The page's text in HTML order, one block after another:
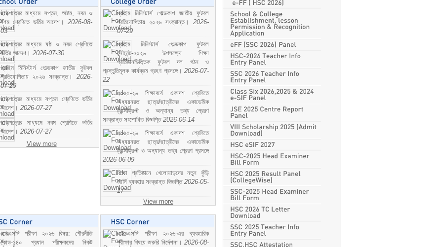
ছাড়পত্রের মাধ্যমে সপ্তম, অষ্টম, নবম ও
দশম শ্রেণিতে ভর্তির আদেশ। 2026-08-
03
ছাড়পত্রের মাধ্যমে ষষ্ঠ ও নবম শ্রেণিতে
ভর্তির আদেশ। 2026-07-30
প্রাইম মিনিস্টার্স গোল্ডকাপ জাতীয় ফুটবল
প্রতিযোগিতায় ২০২৬ সংক্রান্ত। 2026-
07-29
ছাড়পত্রের মাধ্যমে সপ্তম শ্রেণিতে ভর্তির
আদেশ। 2026-07-27
ছাড়পত্রের মাধ্যমে নবম শ্রেণিতে ভর্তির
আদেশ। 2026-07-27
View more
প্রাইম মিনিস্টার্স গোল্ডকাপ জাতীয় ফুটবল
প্রতিযোগিতায় ২০২৬ সংক্রান্ত। 2026-
07-29
প্রাইম মিনিস্টার্স গোল্ডকাপ ফুটবল
টুর্নামেন্ট-২০২৬ উপলক্ষ্যে শিক্ষা
প্রতিষ্ঠানভিত্তিক ফুটবল দল গঠন ও
প্রস্তুতিমূলক কার্যক্রম গ্রহণ প্রসঙ্গে। 2026-07-
22
২০২৫-২৬ শিক্ষাবর্ষে একাদশ শ্রেণিতে
অধ্যয়নরত ছাত্র/ছাত্রীদের একাডেমিক
ট্রান্সক্রিপ্ট ও অন্যান্য তথ্য প্রেরণ
সংক্রান্ত সংশোধিত বিজ্ঞপ্তি 2026-06-14
২০২৫-২৬ শিক্ষাবর্ষে একাদশ শ্রেণিতে
অধ্যয়নরত ছাত্র/ছাত্রীদের একাডেমিক
ট্রান্সক্রিপ্ট ও অন্যান্য তথ্য প্রেরণ প্রসঙ্গে
2026-06-09
শিক্ষা প্রতিষ্ঠানে খেলোয়াড়দের নতুন কুঁড়ি
জার্সি ব্যবহার সংক্রান্ত বিজ্ঞপ্তি 2026-05-
17
View more
এসএসসি পরীক্ষা ২০২৬ বিষয়: পৌরনীতি
কোড-১৪০ প্রধান পরীক্ষকদের নিকট
এইচএসসি পরীক্ষা ২০২৬-এর ব্যবহারিক
পরীক্ষার বিষয়ে জরুরি নির্দেশনা। 2026-08-